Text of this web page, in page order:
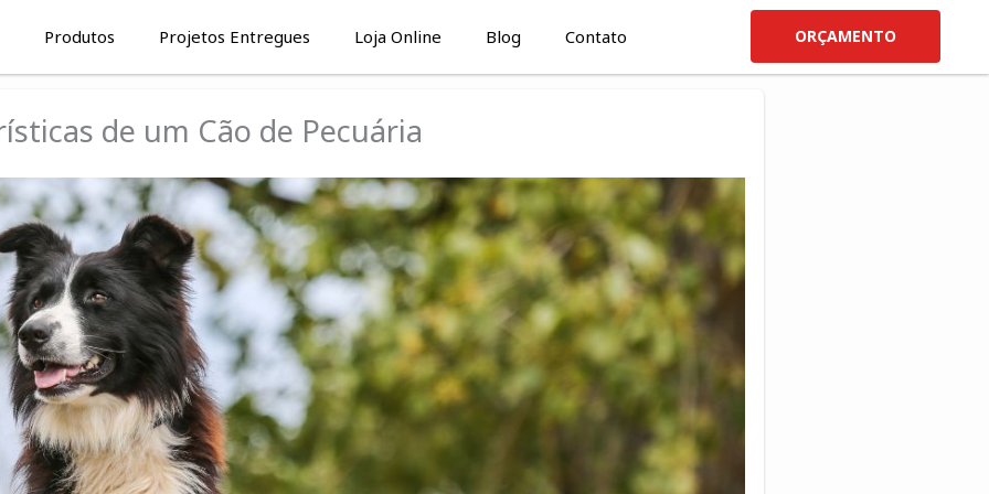
Produtos Projetos Entregues Loja Online Blog Contato ORÇAMENTO
de um Cão de Pecuária